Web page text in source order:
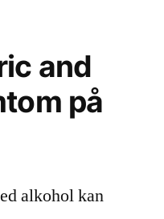
and
på
alkohol kan